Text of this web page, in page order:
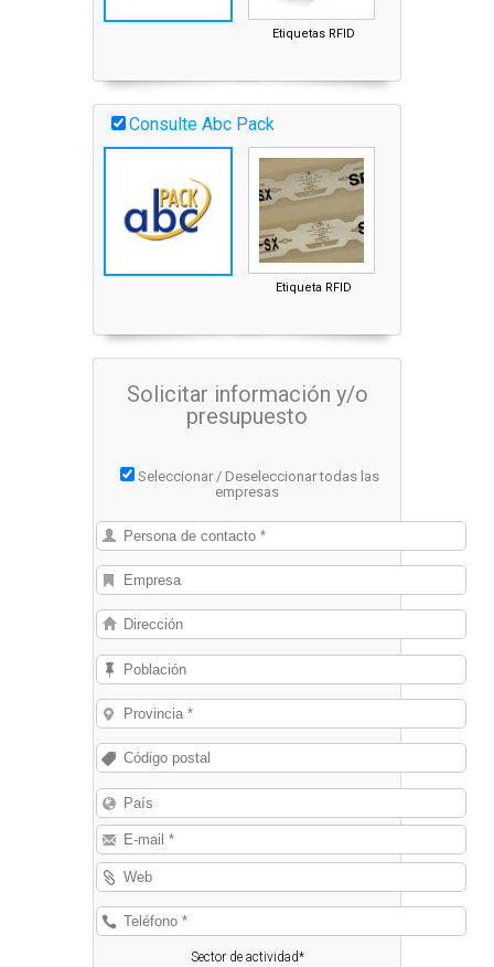
Etiquetas RFID
Consulte Abc Pack
Etiqueta RFID
Solicitar información y/o
presupuesto
Seleccionar / Deseleccionar todas las
empresas
Sector de actividad*